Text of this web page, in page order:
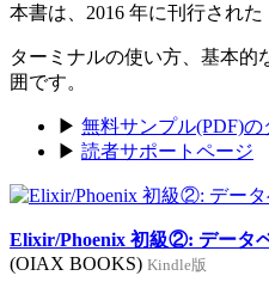
本書は、2016 年に刊行された
ターミナルの使い方、基本的
囲です。
▶ 無料サンプル(PDF)の
▶ 読者サポートページ
Elixir/Phoenix 初級②: データ
(OIAX BOOKS) Kindle版